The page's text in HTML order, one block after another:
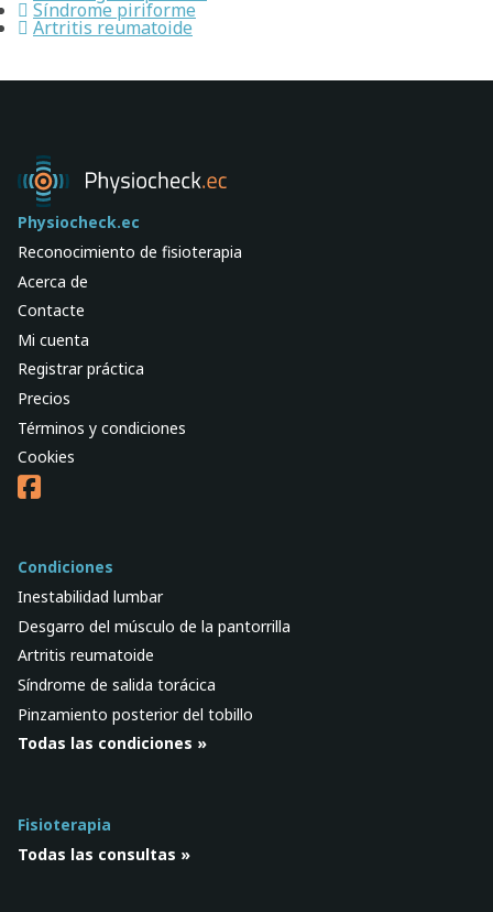
Síndrome piriforme
Artritis reumatoide
Physiocheck.ec
Reconocimiento de fisioterapia
Acerca de
Contacte
Mi cuenta
Registrar práctica
Precios
Términos y condiciones
Cookies
Condiciones
Inestabilidad lumbar
Desgarro del músculo de la pantorrilla
Artritis reumatoide
Síndrome de salida torácica
Pinzamiento posterior del tobillo
Todas las condiciones »
Fisioterapia
Todas las consultas »